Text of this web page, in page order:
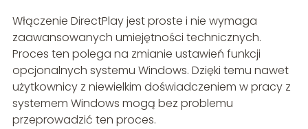
Włączenie DirectPlay jest proste i nie wymaga
zaawansowanych umiejętności technicznych.
Proces ten polega na zmianie ustawień funkcji
opcjonalnych systemu Windows. Dzięki temu nawet
użytkownicy z niewielkim doświadczeniem w pracy z
systemem Windows mogą bez problemu
przeprowadzić ten proces.